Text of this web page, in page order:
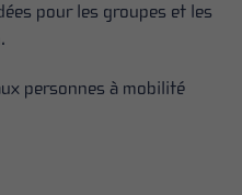
pour les groupes et les
personnes à mobilité